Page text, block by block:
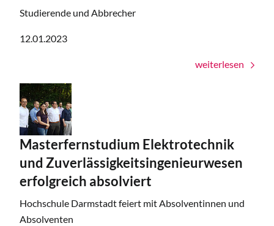
Studierende und Abbrecher
12.01.2023
weiterlesen
Masterfernstudium Elektrotechnik
und Zuverlässigkeitsingenieurwesen
erfolgreich absolviert
Hochschule Darmstadt feiert mit Absolventinnen und
Absolventen